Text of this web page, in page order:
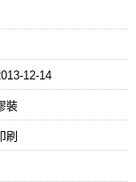
12-14
裝
刷